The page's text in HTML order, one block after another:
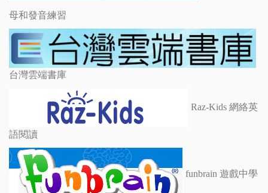
母和發音練習
台灣雲端書庫
Raz-Kids 網絡英
語閱讀
funbrain 遊戲中學